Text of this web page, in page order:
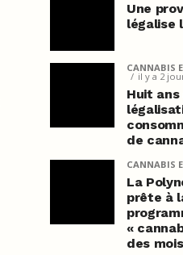
Une
légalise
CANNABIS
il y a 2
Huit
de
CANNABIS
La
prête à
«
des